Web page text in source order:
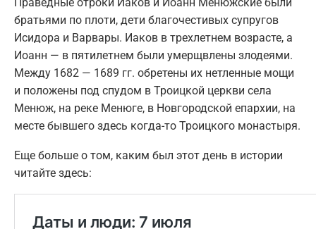
братьями по плоти, дети благочестивых супругов
Исидора и Варвары. Иаков в трехлетнем возрасте, а
Иоанн — в пятилетнем были умерщвлены злодеями.
Между 1682 — 1689 гг. обретены их нетленные мощи
и положены под спудом в Троицкой церкви села
Менюж, на реке Менюге, в Новгородской епархии, на
месте бывшего здесь когда-то Троицкого монастыря.
Еще больше о том, каким был этот день в истории
читайте здесь: